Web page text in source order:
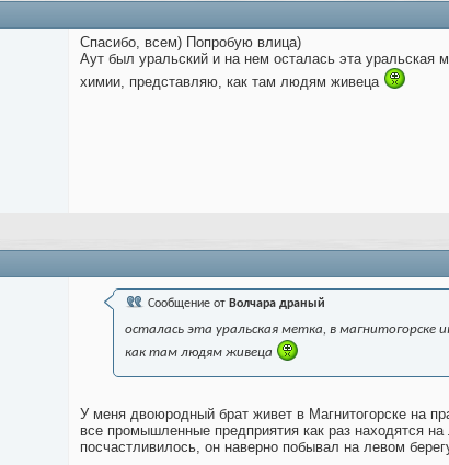
Спасибо, всем) Попробую влица)
Аут был уральский и на нем осталась эта уральская
химии, представляю, как там людям живеца
Сообщение от Волчара драный
осталась эта уральская метка, в
как там людям живеца
У меня двоюродный брат живет в Магнитогорске на
все промышленные предприятия как раз находятся
посчастливилось, он наверно побывал на левом